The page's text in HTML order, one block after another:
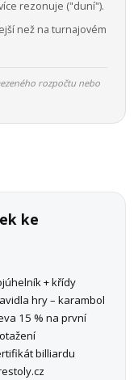
rezonuje ("duní").
než na turnajovém
rozpočtu nebo
ke
+ křídy
hry – karambol
15 % na první
billiardu